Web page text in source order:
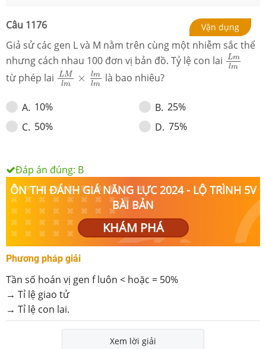
Câu 1176 Vận dụng
Giả sử các gen L và M nằm trên cùng một nhiễm sắc thể
nhưng cách nhau 100 đơn vị bản đồ. Tỷ lệ con lai
Lm
lm
Lmlm
từ phép lai LM
lm × lm
lm
LMl ×lmlm
là bao nhiêu?
A. 10% B. 25%
C. 50% D. 75%
Đáp án đúng: B
ÔN THI ĐÁNH GIÁ NĂNG LỰC 2024 - LỘ TRÌNH 5V
BÀI BẢN
KHÁM PHÁ
Phương pháp giải
Tần số hoán vị gen f luôn < hoặc = 50%
→ Tỉ lệ giao tử
→ Tỉ lệ con lai.
Xem lời giải